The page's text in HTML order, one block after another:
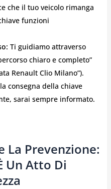
che il tuo veicolo rimanga
funzioni
Ti guidiamo attraverso
chiaro e completo”
Renault Clio Milano”).
consegna della chiave
sarai sempre informato.
La Prevenzione:
Un Atto Di